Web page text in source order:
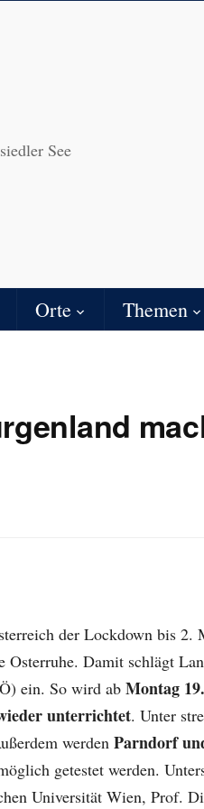
See
Orte Themen
der Lockdown bis 2.
Osterruhe. Damit schlägt
ein. So wird ab Montag
unterrichtet. Unter
werden Parndorf
getestet werden.
Universität Wien, Prof.